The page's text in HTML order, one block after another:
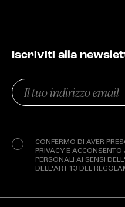
Iscriviti alla
Email
(Obbligatorio)
CONFERMO DI AVER
PRIVACY E
PERSONALI AI SENSI
DELL'ART 13 DEL